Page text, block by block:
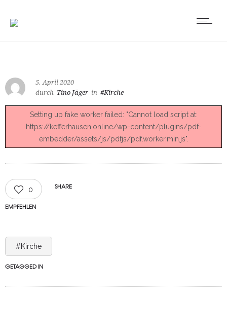
5. April 2020
durch Tino Jäger in #Kirche
Setting up fake worker failed: "Cannot load script at:
https://kefferhausen.online/wp-content/plugins/pdf-
embedder/assets/js/pdfjs/pdf.worker.min.js".
0
EMPFEHLEN
SHARE
#Kirche
GETAGGED IN